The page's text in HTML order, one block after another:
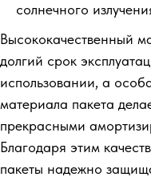
солнечного
Высококачественный
долгий срок
использовании, а
материала пакета
прекрасными
Благодаря этим
пакеты надежно